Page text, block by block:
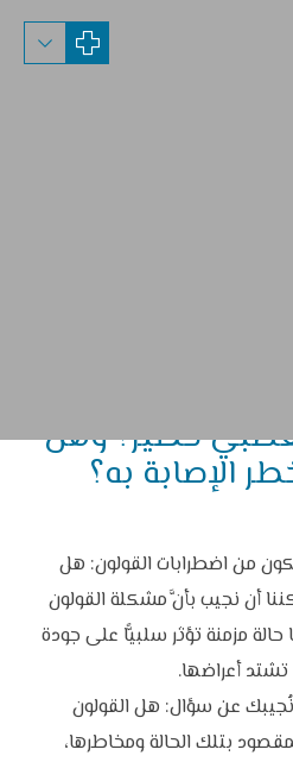
خطير؟ وهل
الإصابة به؟
من اضطرابات القولون: هل
أن نجيب بأنَّ مشكلة القولون
مزمنة تؤثر سلبيًّا على جودة
تشتد أعراضها.
عن سؤال: هل القولون
بتلك الحالة ومخاطرها،